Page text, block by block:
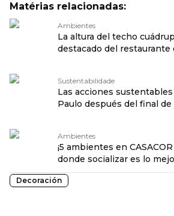
Matérias relacionadas:
Ambientes
La altura del techo
destacado del restaurante
Sustentabilidade
Las acciones sustentables
Paulo después del final
Ambientes
¡5 ambientes en
donde socializar es lo
Decoración